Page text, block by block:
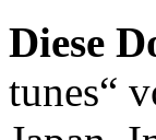
Diese
tunes“